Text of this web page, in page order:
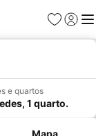
Favoritos
Iniciar
e quartos
1 quarto.
Mapa